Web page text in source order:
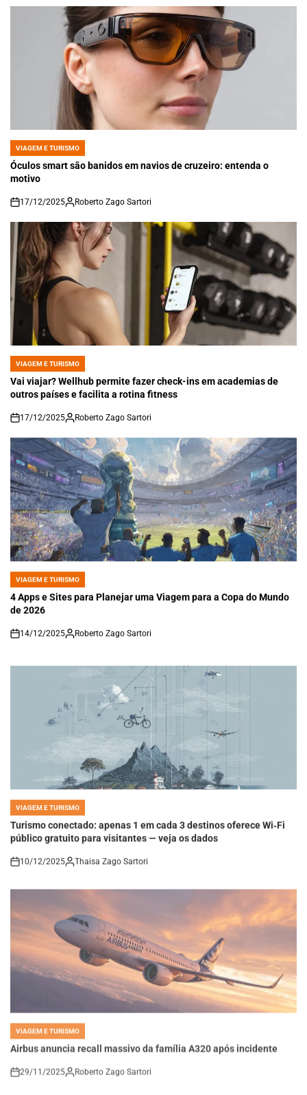
POSTED
IN
VIAGEM E TURISMO
Óculos smart são banidos em navios de cruzeiro: entenda o
motivo
on
17/12/2025 Roberto Zago Sartori
POSTED
IN
VIAGEM E TURISMO
Vai viajar? Wellhub permite fazer check-ins em academias de
outros países e facilita a rotina fitness
on
17/12/2025 Roberto Zago Sartori
POSTED
IN
VIAGEM E TURISMO
4 Apps e Sites para Planejar uma Viagem para a Copa do Mundo
de 2026
on
14/12/2025 Roberto Zago Sartori
POSTED
INTurismo conectado: apenas 1 em cada 3 destinos oferece Wi‑Fi
público gratuito para visitantes — veja os dados
POSTED
INAirbus anuncia recall massivo da família A320 após incidente
29/11/2025 Roberto Zago Sartori